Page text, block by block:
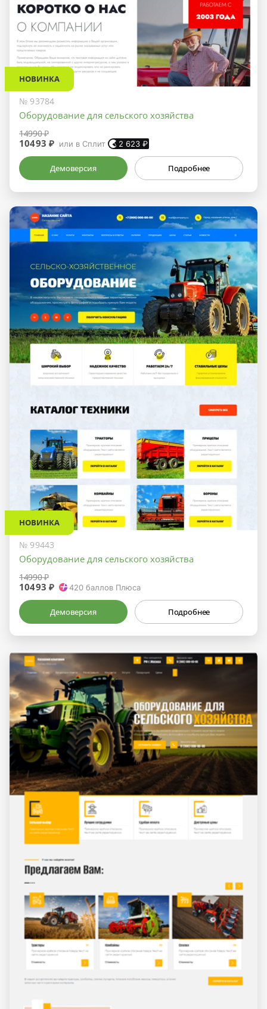
НОВИНКА
№ 93784
Оборудование для сельского хозяйства
14990 ₽
10493 ₽ или в Сплит 2 623 ₽
Демоверсия Подробнее
НОВИНКА
№ 99443
Оборудование для сельского хозяйства
14990 ₽
10493 ₽ 420 баллов Плюса
Демоверсия Подробнее